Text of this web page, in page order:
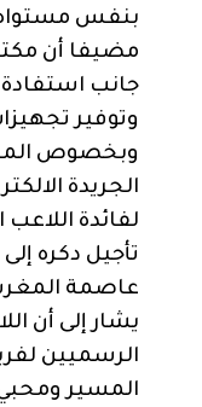
بنفس مستواه
مضيفا أن
جانب
وتوفير
وبخصوص
الجريدة
لفائدة
تأجيل دكره
عاصمة
المسير